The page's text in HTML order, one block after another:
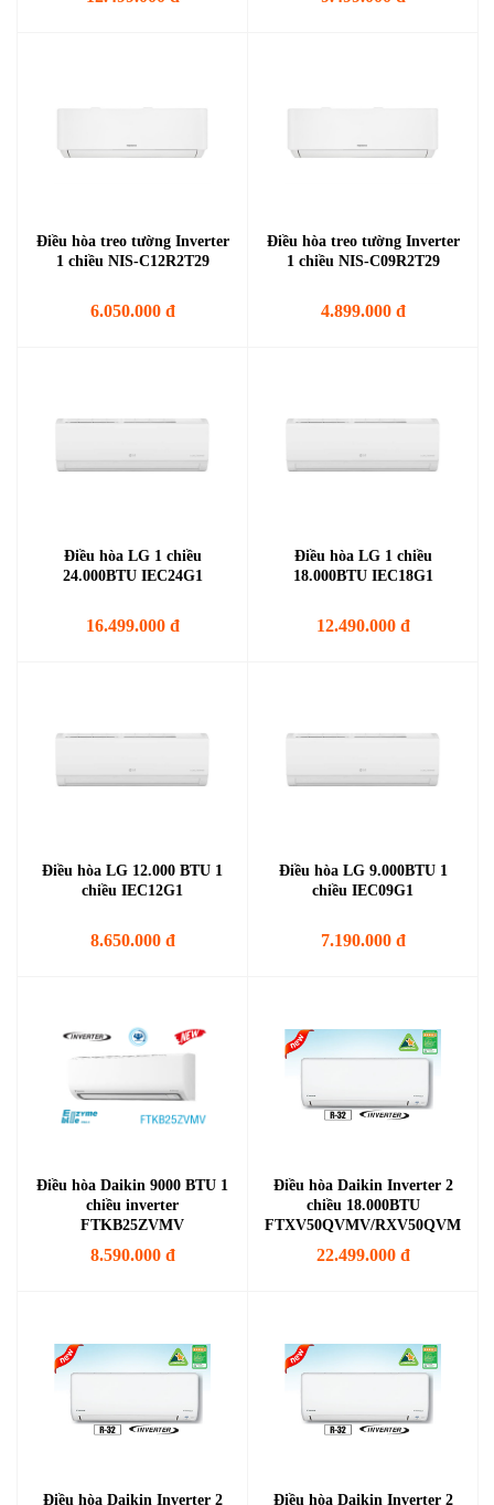
Điều hòa treo tường Inverter
1 chiều NIS-C12R2T29
6.050.000 đ
Điều hòa treo tường Inverter
1 chiều NIS-C09R2T29
4.899.000 đ
Điều hòa LG 1 chiều
24.000BTU IEC24G1
16.499.000 đ
Điều hòa LG 1 chiều
18.000BTU IEC18G1
12.490.000 đ
Điều hòa LG 12.000 BTU 1
chiều IEC12G1
8.650.000 đ
Điều hòa LG 9.000BTU 1
chiều IEC09G1
7.190.000 đ
Điều hòa Daikin 9000 BTU 1
chiều inverter
FTKB25ZVMV
8.590.000 đ
Điều hòa Daikin Inverter 2
chiều 18.000BTU
FTXV50QVMV/RXV50QVMV
22.499.000 đ
Điều hòa Daikin Inverter 2
Điều hòa Daikin Inverter 2